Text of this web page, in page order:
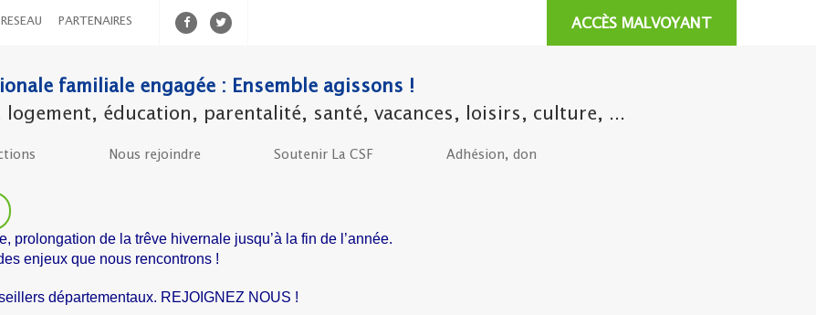
RESEAU PARTENAIRES ACCÈS MALVOYANT
familiale engagée : Ensemble agissons !
logement, éducation, parentalité, santé, vacances, loisirs, culture, ...
Nous rejoindre Soutenir La CSF Adhésion, don
prolongation de la trêve hivernale jusqu’à la fin de l’année.
enjeux que nous rencontrons !
départementaux. REJOIGNEZ NOUS !